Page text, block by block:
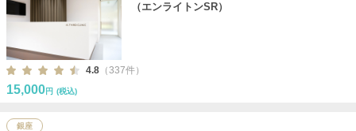
（エンライトンSR）
4.8 （337件）
15,000円 (税込)
銀座